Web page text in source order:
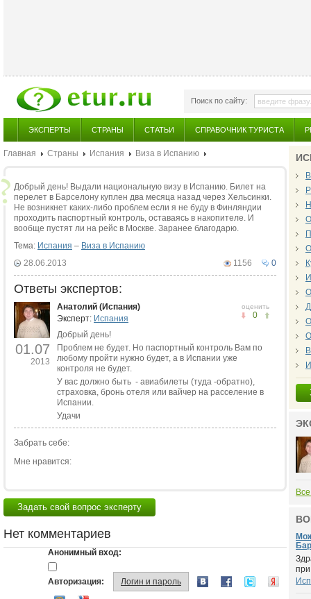
Поиск по сайту:
ЭКСПЕРТЫ СТРАНЫ СТАТЬИ СПРАВОЧНИК ТУРИСТА
Главная Страны Испания Виза в Испанию
Добрый день! Выдали национальную визу в Испанию. Билет на
перелет в Барселону куплен два месяца назад через Хельсинки.
Не возникнет каких-либо проблем если я не буду в Финляндии
проходить паспортный контроль, оставаясь в накопителе. И
вообще пустят ли на рейс в Москве. Заранее благодарю.
Тема: Испания – Виза в Испанию
0
1156
28.06.2013
Ответы экспертов:
01.07
2013
оценить
0
Анатолий (Испания)
Эксперт: Испания
Добрый день!
Проблем не будет. Но паспортный контроль Вам по
любому пройти нужно будет, а в Испании уже
контроля не будет.
У вас должно быть - авиабилеты (туда -обратно),
страховка, бронь отеля или вайчер на расселение в
Испании.
Удачи
Забрать себе:
Мне нравится:
Задать свой вопрос эксперту
Нет комментариев
Анонимный вход:
Авторизация: Логин и пароль